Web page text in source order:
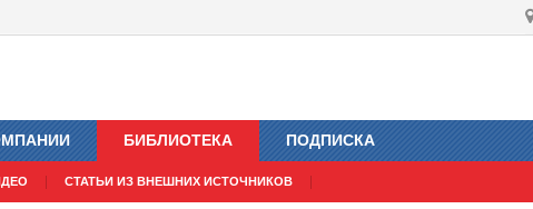
БИБЛИОТЕКА
СТАТЬИ ИЗ ВНЕШНИХ ИСТОЧНИКОВ
ПОДПИСКА